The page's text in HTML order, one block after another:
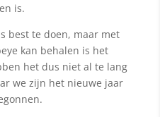
is.
best te doen, maar met
kan behalen is het
het dus niet al te lang
we zijn het nieuwe jaar